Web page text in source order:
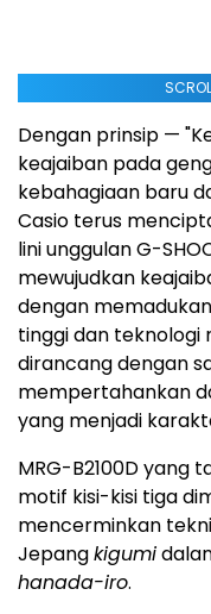
Dengan prinsip —
keajaiban pada
kebahagiaan baru
Casio terus
lini unggulan G-
mewujudkan
dengan
tinggi dan teknologi
dirancang dengan
mempertahankan
yang menjadi
MRG-B2100D yang
motif kisi-kisi tiga
mencerminkan
Jepangkigumi
hanada-iro.